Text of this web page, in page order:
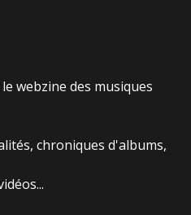
webzine des musiques
chroniques d'albums,